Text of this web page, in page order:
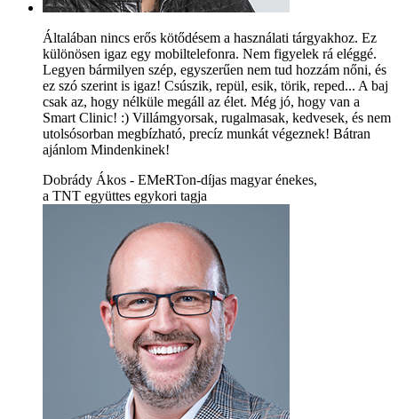
Általában nincs erős kötődésem a használati tárgyakhoz. Ez
különösen igaz egy mobiltelefonra. Nem figyelek rá eléggé.
Legyen bármilyen szép, egyszerűen nem tud hozzám nőni, és
ez szó szerint is igaz! Csúszik, repül, esik, törik, reped... A baj
csak az, hogy nélküle megáll az élet. Még jó, hogy van a
Smart Clinic! :) Villámgyorsak, rugalmasak, kedvesek, és nem
utolsósorban megbízható, precíz munkát végeznek! Bátran
ajánlom Mindenkinek!
Dobrády Ákos - EMeRTon-díjas magyar énekes,
a TNT együttes egykori tagja